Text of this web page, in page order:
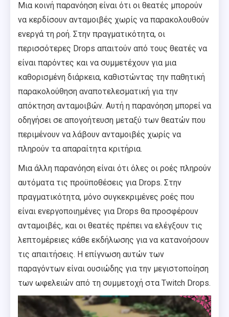
Μια κοινή παρανόηση είναι ότι οι θεατές μπορούν
να κερδίσουν ανταμοιβές χωρίς να παρακολουθούν
ενεργά τη ροή. Στην πραγματικότητα, οι
περισσότερες Drops απαιτούν από τους θεατές να
είναι παρόντες και να συμμετέχουν για μια
καθορισμένη διάρκεια, καθιστώντας την παθητική
παρακολούθηση αναποτελεσματική για την
απόκτηση ανταμοιβών. Αυτή η παρανόηση μπορεί να
οδηγήσει σε απογοήτευση μεταξύ των θεατών που
περιμένουν να λάβουν ανταμοιβές χωρίς να
πληρούν τα απαραίτητα κριτήρια.
Μια άλλη παρανόηση είναι ότι όλες οι ροές πληρούν
αυτόματα τις προϋποθέσεις για Drops. Στην
πραγματικότητα, μόνο συγκεκριμένες ροές που
είναι ενεργοποιημένες για Drops θα προσφέρουν
ανταμοιβές, και οι θεατές πρέπει να ελέγξουν τις
λεπτομέρειες κάθε εκδήλωσης για να κατανοήσουν
τις απαιτήσεις. Η επίγνωση αυτών των
παραγόντων είναι ουσιώδης για την μεγιστοποίηση
των ωφελειών από τη συμμετοχή στα Twitch Drops.